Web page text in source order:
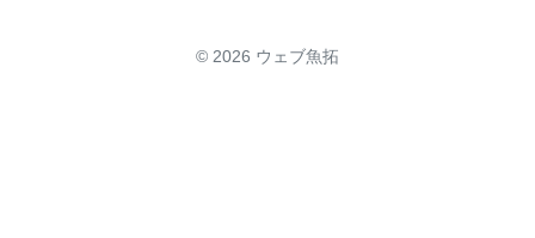
© 2026 ウェブ魚拓